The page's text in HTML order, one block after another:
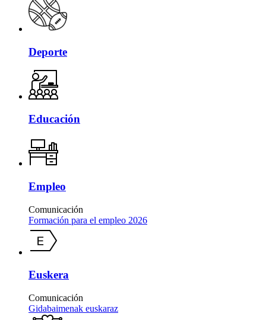
Deporte
Educación
Empleo
Comunicación
Formación para el empleo 2026
Euskera
Comunicación
Gidabaimenak euskaraz